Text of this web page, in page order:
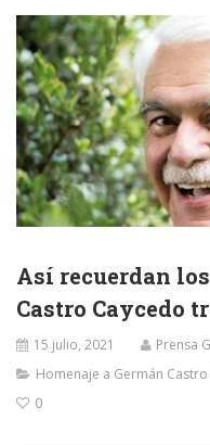
Así recuerdan
Castro Caycedo
15 julio, 2021
Prensa
Homenaje a Germán
0